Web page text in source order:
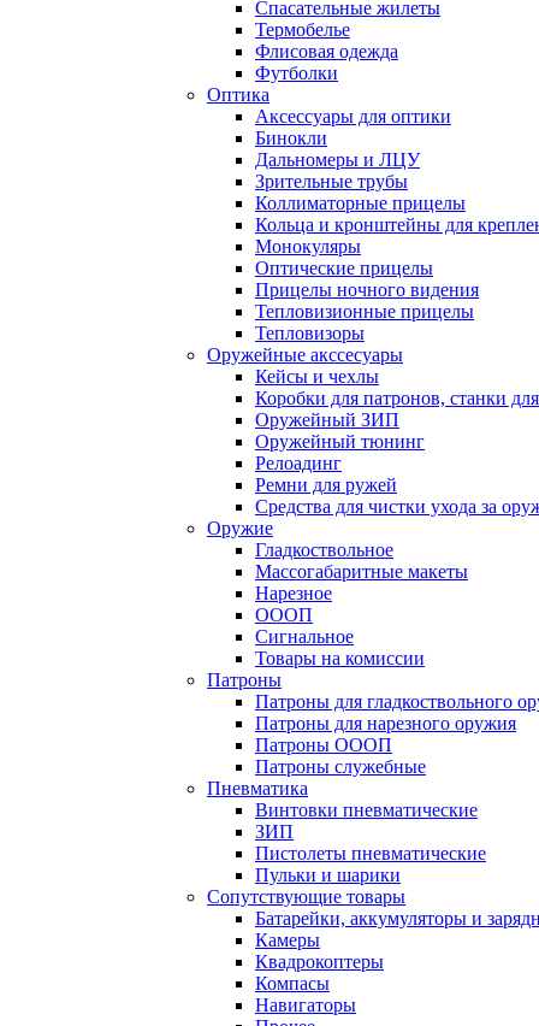
Спасательные жилеты
Термобелье
Флисовая одежда
Футболки
Оптика
Аксессуары для оптики
Бинокли
Дальномеры и ЛЦУ
Зрительные трубы
Коллиматорные прицелы
Кольца и кронштейны для
Монокуляры
Оптические прицелы
Прицелы ночного видения
Тепловизионные прицелы
Тепловизоры
Оружейные акссесуары
Кейсы и чехлы
Коробки для патронов, станки
Оружейный ЗИП
Оружейный тюнинг
Релоадинг
Ремни для ружей
Средства для чистки ухода за
Оружие
Гладкоствольное
Массогабаритные макеты
Нарезное
ОООП
Сигнальное
Товары на комиссии
Патроны
Патроны для гладкоствольного
Патроны для нарезного оружия
Патроны ОООП
Патроны служебные
Пневматика
Винтовки пневматические
ЗИП
Пистолеты пневматические
Пульки и шарики
Сопутствующие товары
Батарейки, аккумуляторы и
Камеры
Квадрокоптеры
Компасы
Навигаторы